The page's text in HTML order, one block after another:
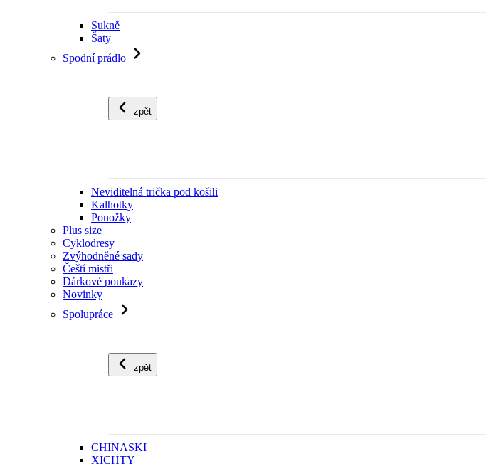
Sukně
Šaty
Spodní prádlo
zpět
Neviditelná trička pod košili
Kalhotky
Ponožky
Plus size
Cyklodresy
Zvýhodněné sady
Čeští mistři
Dárkové poukazy
Novinky
Spolupráce
zpět
CHINASKI
XICHTY